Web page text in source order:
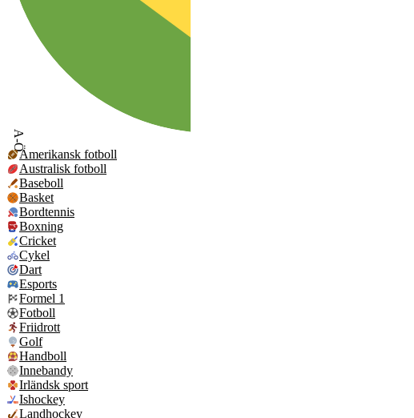
A-Ö
Amerikansk fotboll
Australisk fotboll
Baseboll
Basket
Bordtennis
Boxning
Cricket
Cykel
Dart
Esports
Formel 1
Fotboll
Friidrott
Golf
Handboll
Innebandy
Irländsk sport
Ishockey
Landhockey